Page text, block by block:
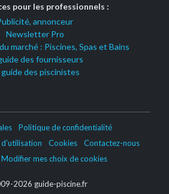
pour les professionnels :
annonceur
Newsletter Pro
marché : Piscines, Spas et Bains
des fournisseurs
guide des piscinistes
Politique de confidentialité
Cookies
Contactez-nous
Modifier mes choix de cookies
2026 guide-piscine.fr